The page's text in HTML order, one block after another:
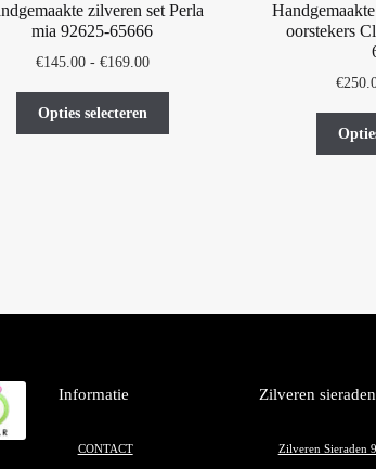
zilveren set Perla
mia 92625-65666
€145.00 - €169.00Prijsklasse:
€169.00
Opties selecteren
worden
oorstekers
€
Informatie
CONTACT
Zilveren
Zilveren Sieraden